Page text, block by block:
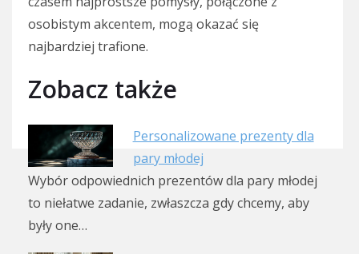
osobistym akcentem, mogą okazać się
najbardziej trafione.
Zobacz także
Personalizowane prezenty dla
pary młodej
Wybór odpowiednich prezentów dla pary młodej
to niełatwe zadanie, zwłaszcza gdy chcemy, aby
były one…